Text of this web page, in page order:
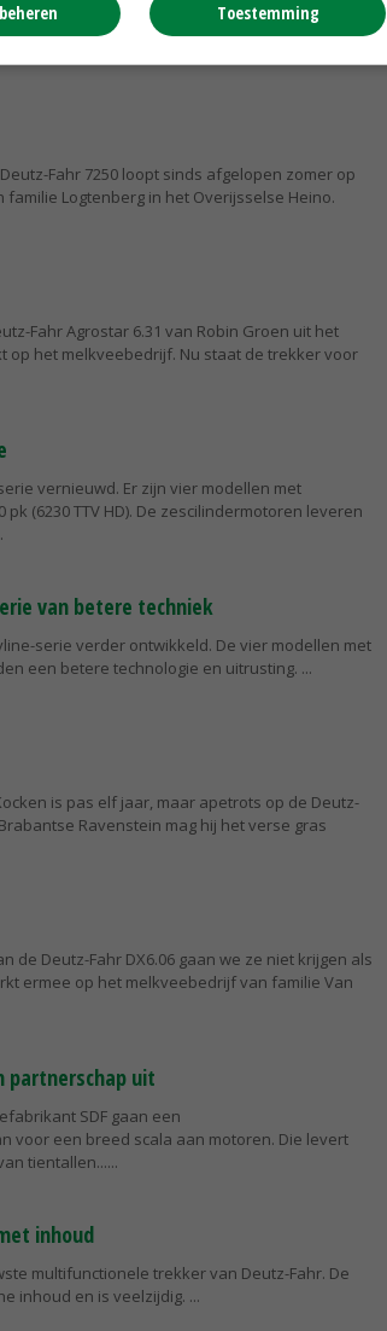
en zoon Sieb ten Thije uit het Overijsselse
Fahr DX 6.11. Sieb wilde heel graag de
Fahr 7250 loopt sinds afgelopen zomer op
Logtenberg in het Overijsselse Heino.
Fahr Agrostar 6.31 van Robin Groen uit het
op het melkveebedrijf. Nu staat de trekker voor
vernieuwd. Er zijn vier modellen met
pk (6230 TTV HD). De zescilindermotoren leveren
van betere techniek
serie verder ontwikkeld. De vier modellen met
een betere technologie en uitrusting.
is pas elf jaar, maar apetrots op de Deutz-
Ravenstein mag hij het verse gras
de Deutz-Fahr DX6.06 gaan we ze niet krijgen als
ermee op het melkveebedrijf van familie Van
partnerschap uit
SDF gaan een
voor een breed scala aan motoren. Die levert
tientallen...
inhoud
multifunctionele trekker van Deutz-Fahr. De
inhoud en is veelzijdig.
Toestemming